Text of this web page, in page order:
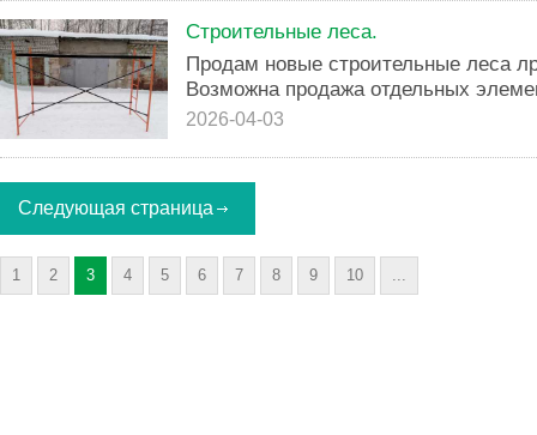
Строительные леса.
Продам новые строительные леса
Возможна продажа отдельных
2026-04-03
Следующая страница
1 2 3 4 5 6 7 8 9 10 ...